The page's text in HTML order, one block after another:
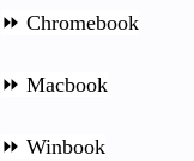
⏩ Chromebook
⏩ Macbook
⏩ Winbook